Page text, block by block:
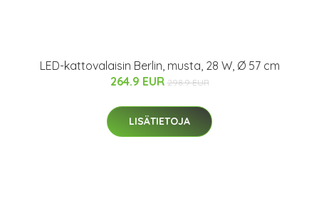
LED-kattovalaisin Berlin, musta, 28 W, Ø 57 cm
264.9 EUR 298.9 EUR
LISÄTIETOJA